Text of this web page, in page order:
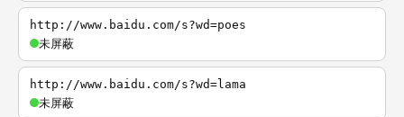
http://www.baidu.com/s?wd=poes
未屏蔽
http://www.baidu.com/s?wd=lama
未屏蔽